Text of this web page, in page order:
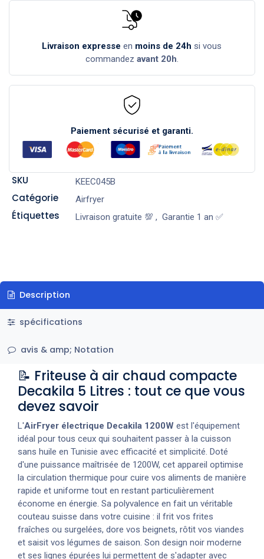
Livraison expresse en moins de 24h si vous
commandez avant 20h.
Paiement sécurisé et garanti.
SKU KEEC045B
Catégorie Airfryer
Étiquettes Livraison gratuite 💯 , Garantie 1 an ✅
Description
spécifications
avis & amp; Notation
📝 Friteuse à air chaud compacte
Decakila 5 Litres : tout ce que vous
devez savoir
L'AirFryer électrique Decakila 1200W est l'équipement
idéal pour tous ceux qui souhaitent passer à la cuisson
sans huile en Tunisie avec efficacité et simplicité. Doté
d'une puissance maîtrisée de 1200W, cet appareil optimise
la circulation thermique pour cuire vos aliments de manière
rapide et uniforme tout en restant particulièrement
économe en énergie. Sa polyvalence en fait un véritable
couteau suisse dans votre cuisine : il frit vos frites
fraîches ou surgelées, dore vos beignets, rôtit vos viandes
et saisit vos légumes de saison. Son design noir moderne
et ses lignes épurées lui permettent de s'adapter avec